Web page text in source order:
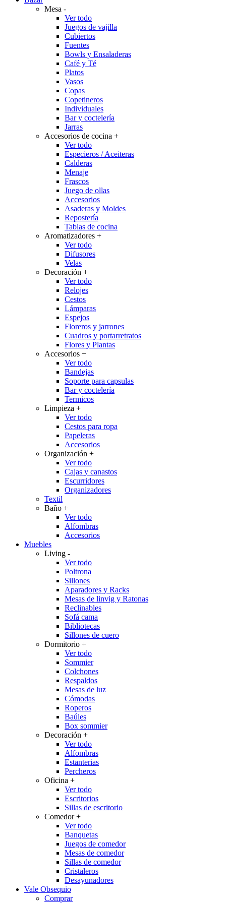
Mesa -
Ver todo
Juegos de vajilla
Cubiertos
Fuentes
Bowls y Ensaladeras
Café y Té
Platos
Vasos
Copas
Copetineros
Individuales
Bar y coctelería
Jarras
Accesorios de cocina +
Ver todo
Especieros / Aceiteras
Calderas
Menaje
Frascos
Juego de ollas
Accesorios
Asaderas y Moldes
Repostería
Tablas de cocina
Aromatizadores +
Ver todo
Difusores
Velas
Decoración +
Ver todo
Relojes
Cestos
Lámparas
Espejos
Floreros y jarrones
Cuadros y portarretratos
Flores y Plantas
Accesorios +
Ver todo
Bandejas
Soporte para capsulas
Bar y coctelería
Termicos
Limpieza +
Ver todo
Cestos para ropa
Papeleras
Accesorios
Organización +
Ver todo
Cajas y canastos
Escurridores
Organizadores
Textil
Baño +
Ver todo
Alfombras
Accesorios
Muebles
Living -
Ver todo
Poltrona
Sillones
Aparadores y Racks
Mesas de linvig y Ratonas
Reclinables
Sofá cama
Bibliotecas
Sillones de cuero
Dormitorio +
Ver todo
Sommier
Colchones
Respaldos
Mesas de luz
Cómodas
Roperos
Baúles
Box sommier
Decoración +
Ver todo
Alfombras
Estanterias
Percheros
Oficina +
Ver todo
Escritorios
Sillas de escritorio
Comedor+
Ver todo
Banquetas
Juegos de comedor
Mesas de comedor
Sillas de comedor
Cristaleros
Desayunadores
Vale Obsequio
Comprar